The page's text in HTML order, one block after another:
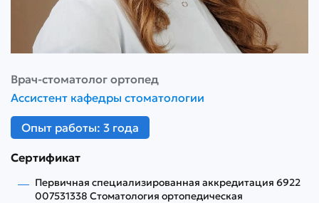
Врач-стоматолог ортопед
Ассистент кафедры стоматологии
Опыт работы: 3 года
Сертификат
Первичная специализированная аккредитация 6922
007531338 Стоматология ортопедическая